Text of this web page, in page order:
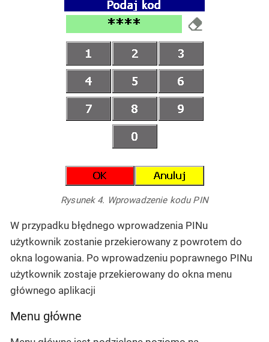
Rysunek 4. Wprowadzenie kodu PIN
W przypadku błędnego wprowadzenia PINu
użytkownik zostanie przekierowany z powrotem do
okna logowania. Po wprowadzeniu poprawnego PINu
użytkownik zostaje przekierowany do okna menu
głównego aplikacji
Menu główne